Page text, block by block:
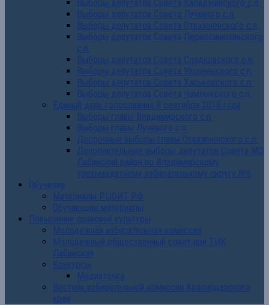
Выборы депутатов Совета Каладжинского с.п.
Выборы депутатов Совета Лучевого с.п.
Выборы депутатов Совета Отважненского с.п.
Выборы депутатов Совета Первосинюхинского
с.п.
Выборы депутатов Совета Сладковского с.п.
Выборы депутатов Совета Упорненского с.п.
Выборы депутатов Совета Харьковского с.п.
Выборы депутатов Совета Чамлыкского с.п.
Единый день голосования 9 сентября 2018 года
Выборы главы Владимирского с.п.
Выборы главы Лучевого с.п.
Досрочные выборы главы Отважненского с.п.
Дополнительные выборы депутатов Совета МО
Лабинский район по Владимирскому
трехмандатному избирательному округу №6
Обучение
Материалы РЦОИТ РФ
Обучающие материалы
Повышение правовой культуры
Молодежная избирательная комиссия
Молодежный общественный совет при ТИК
Лабинская
Конкурсы
Медиаточка
Вестник избирательной комиссии Краснодарского
края